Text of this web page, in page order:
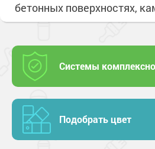
бетонных поверхностях,
Системы
Подобрать цвет